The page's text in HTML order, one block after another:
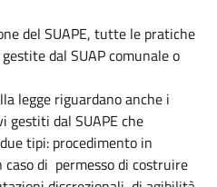
del SUAPE, tutte le pratiche
dal SUAP comunale o
legge riguardano anche i
dal SUAPE che
tipi: procedimento in
di permesso di costruire